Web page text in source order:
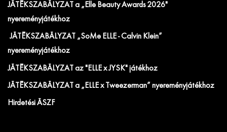
JÁTÉKSZABÁLYZAT a „Elle Beauty Awards 2026"
nyereményjátékhoz
JÁTÉKSZABÁLYZAT „SoMe ELLE - Calvin Klein”
nyereményjátékhoz
JÁTÉKSZABÁLYZAT az "ELLE x JYSK" játékhoz
JÁTÉKSZABÁLYZAT a „ELLE x Tweezerman” nyereményjátékhoz
Hirdetési ÁSZF